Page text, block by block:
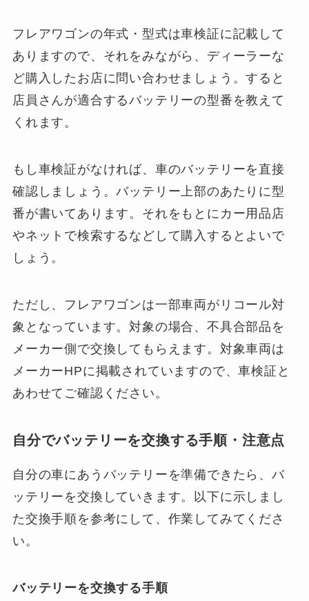
フレアワゴンの年式・型式は車検証に記載して
ありますので、それをみながら、ディーラーな
ど購入したお店に問い合わせましょう。すると
店員さんが適合するバッテリーの型番を教えて
くれます。
もし車検証がなければ、車のバッテリーを直接
確認しましょう。バッテリー上部のあたりに型
番が書いてあります。それをもとにカー用品店
やネットで検索するなどして購入するとよいで
しょう。
ただし、フレアワゴンは一部車両がリコール対
象となっています。対象の場合、不具合部品を
メーカー側で交換してもらえます。対象車両は
メーカーHPに掲載されていますので、車検証と
あわせてご確認ください。
自分でバッテリーを交換する手順・注意点
自分の車にあうバッテリーを準備できたら、バ
ッテリーを交換していきます。以下に示しまし
た交換手順を参考にして、作業してみてくださ
い。
バッテリーを交換する手順